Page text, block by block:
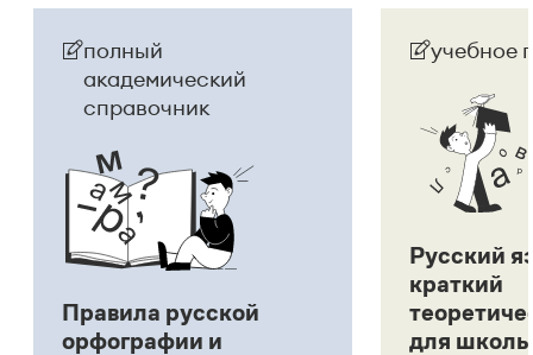
полный
академический
справочник
Правила русской
орфографии и
учебное
Русский
краткий
для